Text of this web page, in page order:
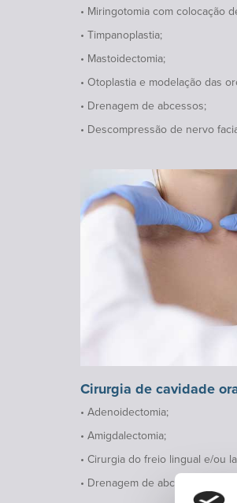
• Miringotomia com colocação
• Timpanoplastia;
• Mastoidectomia;
• Otoplastia e modelação das
• Drenagem de abcessos;
• Descompressão de nervo
Cirurgia de cavidade
• Adenoidectomia;
• Amigdalectomia;
• Cirurgia do freio lingual e/ou
• Drenagem de abcessos.